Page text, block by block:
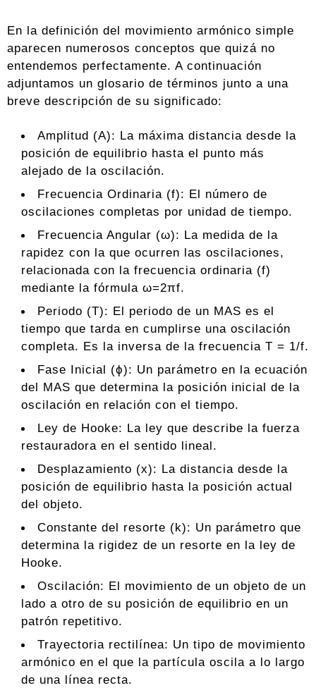
En la definición del movimiento armónico simple
aparecen numerosos conceptos que quizá no
entendemos perfectamente. A continuación
adjuntamos un glosario de términos junto a una
breve descripción de su significado:
Amplitud (A): La máxima distancia desde la
posición de equilibrio hasta el punto más
alejado de la oscilación.
Frecuencia Ordinaria (f): El número de
oscilaciones completas por unidad de tiempo.
Frecuencia Angular (ω): La medida de la
rapidez con la que ocurren las oscilaciones,
relacionada con la frecuencia ordinaria (f)
mediante la fórmula ω=2πf.
Periodo (T): El periodo de un MAS es el
tiempo que tarda en cumplirse una oscilación
completa. Es la inversa de la frecuencia T = 1/f.
Fase Inicial (ϕ): Un parámetro en la ecuación
del MAS que determina la posición inicial de la
oscilación en relación con el tiempo.
Ley de Hooke: La ley que describe la fuerza
restauradora en el sentido lineal.
Desplazamiento (x): La distancia desde la
posición de equilibrio hasta la posición actual
del objeto.
Constante del resorte (k): Un parámetro que
determina la rigidez de un resorte en la ley de
Hooke.
Oscilación: El movimiento de un objeto de un
lado a otro de su posición de equilibrio en un
patrón repetitivo.
Trayectoria rectilínea: Un tipo de movimiento
armónico en el que la partícula oscila a lo largo
de una línea recta.